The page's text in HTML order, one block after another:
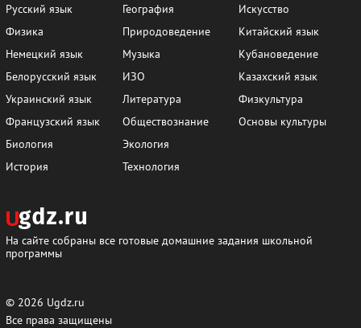
Русский язык
Физика
Немецкий язык
Белорусский язык
Украинский язык
Французский язык
Биология
История
География
Природоведение
Музыка
ИЗО
Литература
Обществознание
Экология
Технология
Искусство
Китайский язык
Кубановедение
Казахский язык
Физкультура
Основы культуры
На сайте собраны все готовые домашние задания школьной
программы
© 2026 Ugdz.ru
Все права защищены